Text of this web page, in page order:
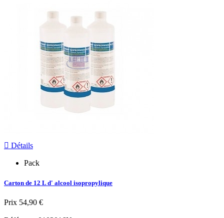
 Détails
Pack
Carton de 12 L d' alcool isopropylique
Prix 54,90 €